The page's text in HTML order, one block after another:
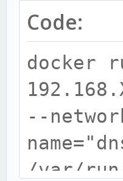
Code:
docker
--
/var/